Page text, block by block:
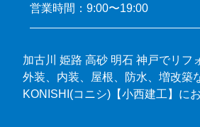
営業時間：9:00〜19:00
加古川 姫路 高砂 明石 神戸でリフ
外装、内装、屋根、防水、増改築
KONISHI(コニシ)【小西建工】に